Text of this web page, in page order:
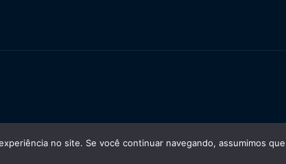
no site. Se você continuar navegando, assumimos